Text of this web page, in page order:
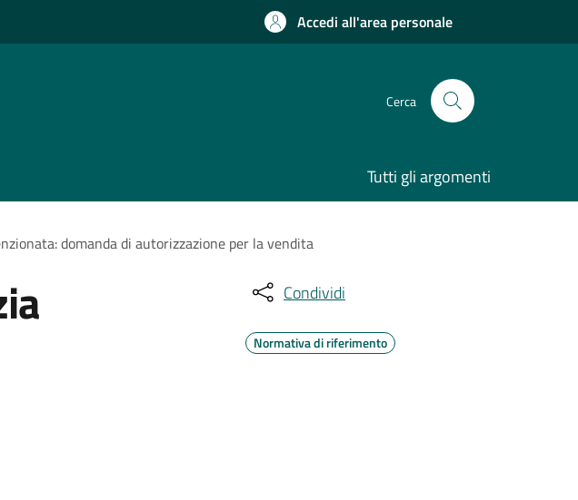
Accedi all'area personale
Cerca
Tutti gli argomenti
domanda di autorizzazione per la vendita
Condividi
Normativa di riferimento